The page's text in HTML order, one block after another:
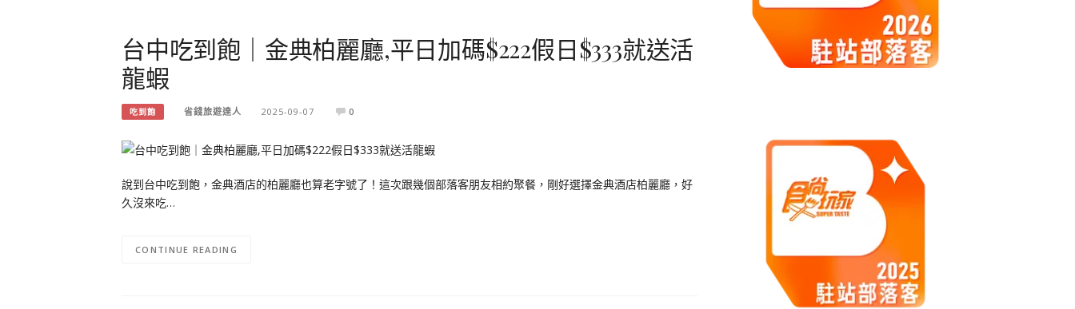
台中吃到飽｜金典柏麗廳,平日加碼$222假日$333就送活
龍蝦
吃到飽 省錢旅遊達人 2025-09-07 0
說到台中吃到飽，金典酒店的柏麗廳也算老字號了！這次跟幾個部落客朋友相約聚餐，剛好選擇金典酒店柏麗廳，好
久沒來吃…
CONTINUE READING